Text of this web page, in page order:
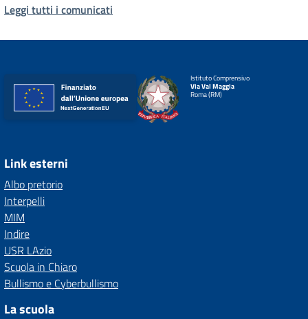
Leggi tutti i comunicati
Istituto Comprensivo
Via Val Maggia
Roma (RM)
Link esterni
Albo pretorio
Interpelli
MIM
Indire
USR LAzio
Scuola in Chiaro
Bullismo e Cyberbullismo
La scuola